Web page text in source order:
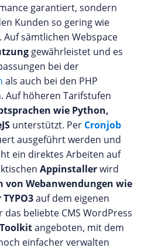
garantiert, sondern
Kunden so gering wie
sämtlichen Webspace
gewährleistet und es
bei der
als auch bei den PHP
Auf höheren Tarifstufen
wie Python,
unterstützt. Per Cronjob
ausgeführt werden und
ein direktes Arbeiten auf
Appinstallerwird
von Webanwendungen wie
auf dem eigenen
beliebte CMS WordPress
angeboten, mit dem
einfacher verwalten